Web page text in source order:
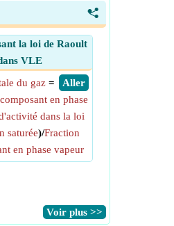
<
la loi de Raoult
VLE
​ Aller
du gaz=
en phase
dans la loi
saturée)/Fraction
en phase vapeur
​Voir plus >>